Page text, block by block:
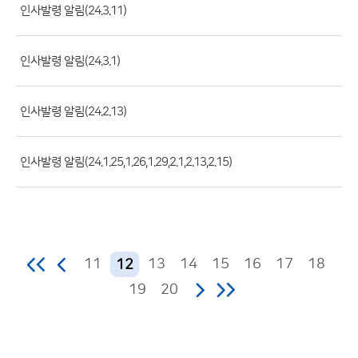
회
수)
인사발령 알림(24.3.11)
인사발령 알림(24.3.1)
인사발령 알림(24.2.13)
인사발령 알림(24.1.25,1.26,1.29,2.1,2.13,2.15)
11 12 13 14 15 16 17
18
19
20